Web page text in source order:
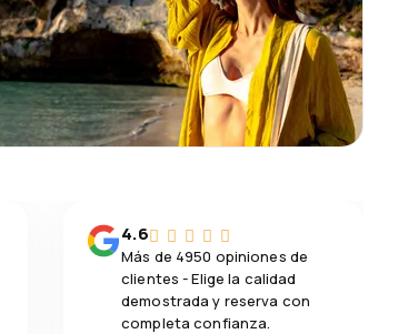
4.6
Más de 4950 opiniones de
clientes - Elige la calidad
demostrada y reserva con
completa confianza.